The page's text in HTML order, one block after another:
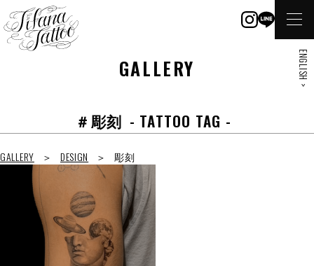
GALLERY
＃彫刻 - TATTOO TAG -
GALLERY DESIGN 彫刻
ENGLISH >